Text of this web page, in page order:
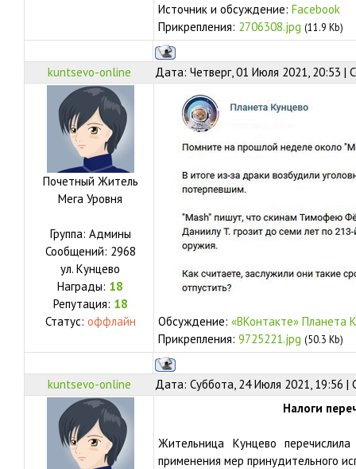
Источник и обсуждение: Facebook
Прикрепления: 2706308.jpg (11.9 Kb)
kuntsevo-online Дата: Четверг, 01 Июля 2021, 20:53 |
Почетный Житель
Мега Уровня
Группа: Админы
Сообщений: 2968
ул. Кунцево
Награды: 18
Репутация: 18
Статус: оффлайн Обсуждение: «ВКонтакте» Планета
Прикрепления: 9725221.jpg (50.3 Kb)
kuntsevo-online Дата: Суббота, 24 Июля 2021, 19:56
Налоги
Жительница Кунцево
применения мер принудительного